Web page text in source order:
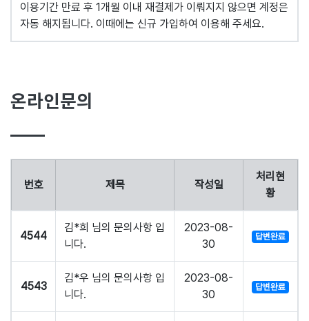
이용기간 만료 후 1개월 이내 재결제가 이뤄지지 않으면 계정은
자동 해지됩니다. 이때에는 신규 가입하여 이용해 주세요.
온라인문의
번호 제목 작성일
처리현
황
4544
김*희 님의 문의사항 입
니다.
2023-08-
30
답변완료
4543
김*우 님의 문의사항 입
니다.
2023-08-
30
답변완료